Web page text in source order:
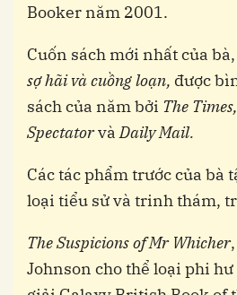
Booker năm 2001.
Cuốn sách mới nhất của bà,
sợ hãi và cuồng loạn, được
sách của năm bởi The
Spectatorvà Daily Mail.
Các tác phẩm trước của bà
loại tiểu sử và trinh thám,
The Suspicions of Mr Whicher
Johnson cho thể loại phi